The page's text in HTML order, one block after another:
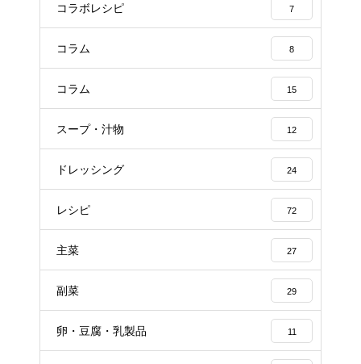
コラボレシピ 7
コラム 8
コラム 15
スープ・汁物 12
ドレッシング 24
レシピ 72
主菜 27
副菜 29
卵・豆腐・乳製品 11